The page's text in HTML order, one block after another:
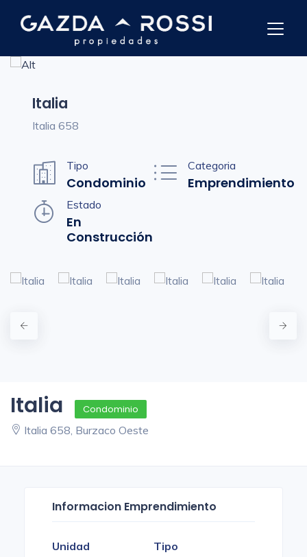
Italia
Italia 658
Tipo
Condominio
Categoria
Emprendimiento
Estado
En
Construcción
Italia Condominio
Italia 658, Burzaco Oeste
Informacion Emprendimiento
Unidad
Tipo